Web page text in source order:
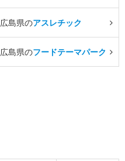
広島県のアスレチック
広島県のフードテーマパーク